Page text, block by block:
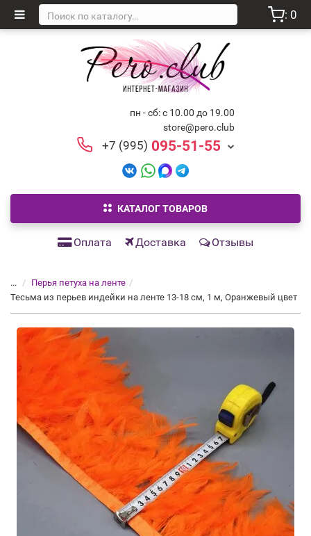
: 0
пн - сб: с 10.00 до 19.00
store@pero.club
+7 (995) 095-51-55
КАТАЛОГ ТОВАРОВ
Оплата Доставка Отзывы
...
Перья петуха на ленте
Тесьма из перьев индейки на ленте 13-18 см, 1 м, Оранжевый цвет